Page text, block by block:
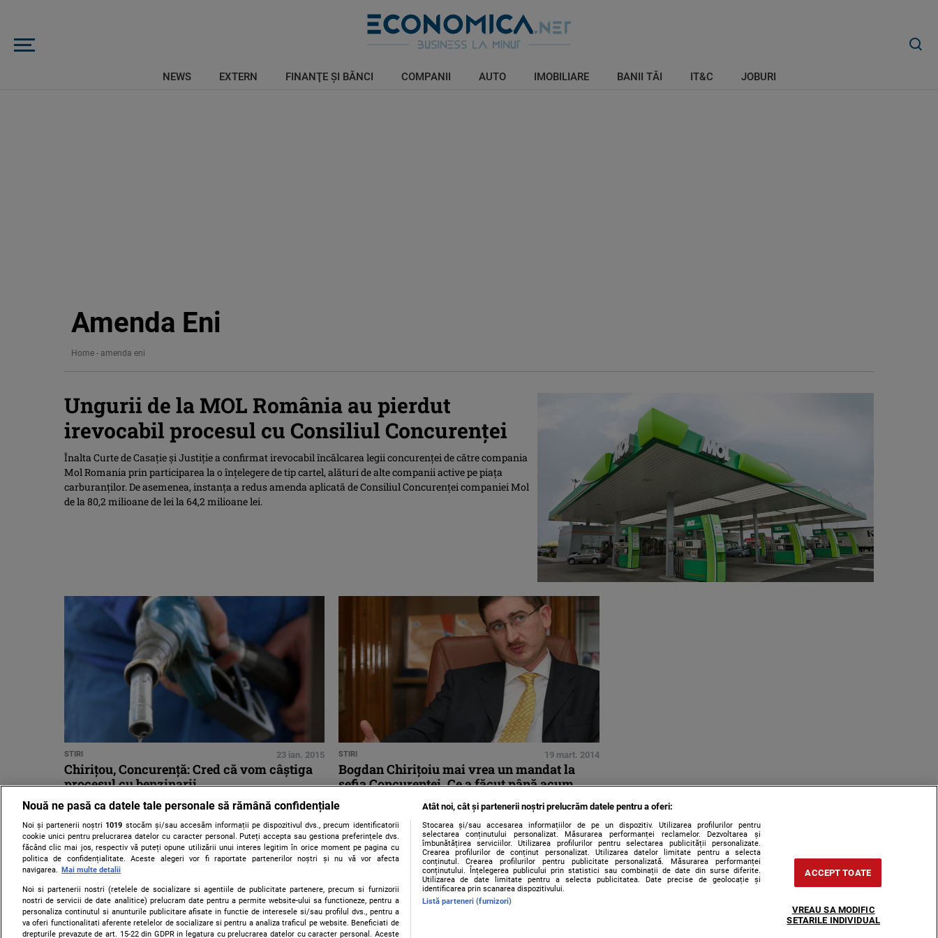
NEWS EXTERN FINANŢE ŞI BĂNCI COMPANII AUTO IMOBILIARE BANII TĂI IT&C JOBURI
Amenda Eni
Home - amenda eni
Ungurii de la MOL România au pierdut
irevocabil procesul cu Consiliul Concurenţei
Înalta Curte de Casație și Justiție a confirmat irevocabil încălcarea legii concurenței de către compania
Mol Romania prin participarea la o înțelegere de tip cartel, alături de alte companii active pe piața
carburanților. De asemenea, instanța a redus amenda aplicată de Consiliul Concurenței companiei Mol
de la 80,2 milioane de lei la 64,2 milioane lei.
STIRI 23 ian. 2015
Chiriţou, Concurenţă: Cred că vom câştiga
procesul cu benzinarii
STIRI 19 mart. 2014
Bogdan Chiriţoiu mai vrea un mandat la
şefia Concurenţei. Ce a făcut până acum
Nouă ne pasă ca datele tale personale să rămână confidențiale
Noi și partenerii noștri1019 stocăm și/sau accesăm informații pe dispozitivul dvs., precum identificatorii
cookie unici pentru prelucrarea datelor cu caracter personal. Puteți accepta sau gestiona preferințele dvs.
făcând clic mai jos, respectiv vă puteți opune utilizării unui interes legitim în orice moment pe pagina cu
politica de confidențialitate. Aceste alegeri vor fi raportate partenerilor noștri și nu vă vor afecta
navigarea.
Mai multe detalii
Noi si partenerii nostri (retelele de socializare si agentiile de publicitate partenere, precum si furnizorii
nostri de servicii de date analitice) prelucram date pentru a permite website-ului sa functioneze, pentru a
personaliza continutul si anunturile publicitare afisate in functie de interesele si/sau profilul dvs., pentru a
va oferi functionalitati aferente retelelor de socializare si pentru a analiza traficul pe website. Beneficiati de
drepturile prevazute de art. 15-22 din GDPR in legatura cu prelucrarea datelor cu caracter personal. Aceste
Atât noi, cât și partenerii noștri prelucrăm datele pentru a oferi:
Stocarea și/sau accesarea informațiilor de pe un dispozitiv. Utilizarea profilurilor pentru
selectarea conținutului personalizat. Măsurarea performanței reclamelor. Dezvoltarea și
îmbunătățirea serviciilor. Utilizarea profilurilor pentru selectarea publicității personalizate.
Crearea profilurilor de conținut personalizat. Utilizarea datelor limitate pentru a selecta
conținutul. Crearea profilurilor pentru publicitate personalizată. Măsurarea performanței
conținutului. Înțelegerea publicului prin statistici sau combinații de date din surse diferite.
Utilizarea de date limitate pentru a selecta publicitatea. Date precise de geolocație și
identificarea prin scanarea dispozitivului.
Listă parteneri (furnizori)
ACCEPT TOATE
VREAU SA MODIFIC
SETARILE INDIVIDUAL